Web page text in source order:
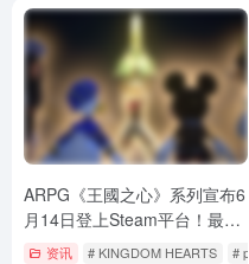
ARPG《王國之心》系列宣布6
月14日登上Steam平台！最新
前導片預計5月22日公開！
资讯 # KINGDOM HEARTS # pc